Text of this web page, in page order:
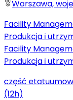
Warszawa,
Facility
Produkcja i
Facility
Produkcja i
część etatu
(12h)